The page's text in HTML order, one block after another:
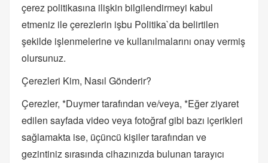
çerez politikasına ilişkin bilgilendirmeyi kabul
etmeniz ile çerezlerin işbu Politika`da belirtilen
şekilde işlenmelerine ve kullanılmalarını onay vermiş
olursunuz.
Çerezleri Kim, Nasıl Gönderir?
Çerezler, *Duymer tarafından ve/veya, *Eğer ziyaret
edilen sayfada video veya fotoğraf gibi bazı içerikleri
sağlamakta ise, üçüncü kişiler tarafından ve
gezintiniz sırasında cihazınızda bulunan tarayıcı